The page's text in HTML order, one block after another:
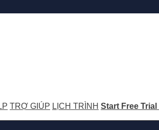
TRỢ GIÚP LỊCH TRÌNH Start Free Trial